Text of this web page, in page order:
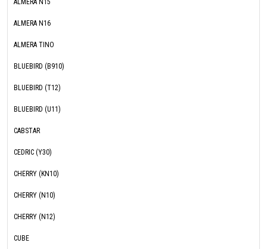
ALMERA N15
ALMERA N16
ALMERA TINO
BLUEBIRD (B910)
BLUEBIRD (T12)
BLUEBIRD (U11)
CABSTAR
CEDRIC (Y30)
CHERRY (KN10)
CHERRY (N10)
CHERRY (N12)
CUBE